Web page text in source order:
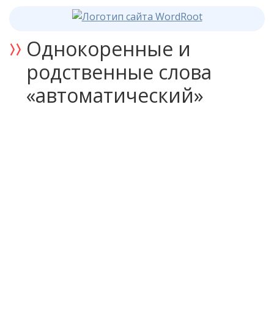
Однокоренные и
родственные слова
«автоматический»